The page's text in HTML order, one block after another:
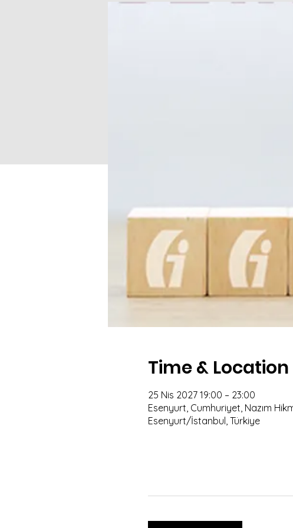
Time & Location
25 Nis 2027 19:00 – 23:00
Esenyurt, Cumhuriyet, Nazım
Esenyurt/İstanbul, Türkiye